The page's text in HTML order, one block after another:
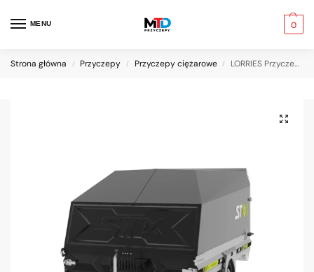
MENU 0
Strona główna / Przyczepy / Przyczepy ciężarowe / LORRIES Przyczepa burtowa z zabudową aluminiową STX395i